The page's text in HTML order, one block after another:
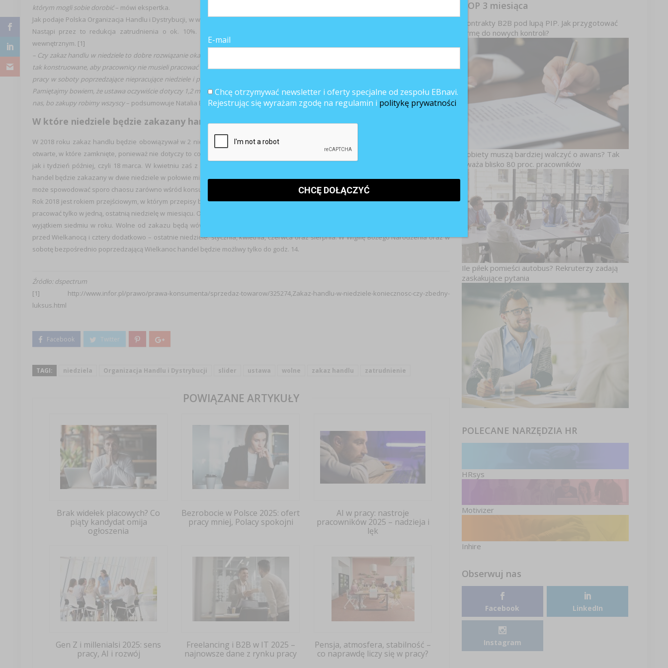
którym mogli sobie dorobić– mówi ekspertka.
Jak podaje Polska Organizacja Handlu i Dystrybucji, w wyniku zakazu handlu w niedziele zlikwidowanych zostanie od 25 do 60 tys. etatów.
Nastąpi przez to redukcja zatrudnienia o ok. 10%. Może też wywołać ograniczenie popytu konsumpcyjnego o ok. 1/7 na rynku
wewnętrznym. [1]
– Czy zakaz handlu w niedziele to dobre rozwiązanie okaże się dopiero za jakiś czas. Aczkolwiek do tej pory w większości sklepów grafiki były
tak konstruowane, aby pracownicy nie musieli pracować w każdą niedzielę. Wobec tego proponowane rozwiązanie może spowodować ogrom
pracy w soboty poprzedzające niepracujące niedziele i poniedziałki przed ponownym otwarciem sklepów, nie mówiąc o korkach i kolejkach.
Pamiętajmy bowiem, że ustawa oczywiście dotyczy 1,2 mln osób pracujących w handlu, ale także właścicieli sklepów i tak naprawdę każdego z
nas, bo zakupy robimy wszyscy– podsumowuje Natalia Bogdan.
W które niedziele będzie zakazany handel?
W 2018 roku zakaz handlu będzie obowiązywał w 2 niedziele w miesiącu. Trudno będzie się zorientować, w którą niedzielę sklepy będą
otwarte, w które zamknięte, ponieważ nie dotyczy to co drugiej niedzieli. Na przykład w marcu sklepy będą nieczynne zarówno 11 marca,
jak i tydzień później, czyli 18 marca. W kwietniu zaś z powodu Wielkanocy zakupy zrobimy tylko w 1 niedzielę 29.04. W maju i czerwcu
handel będzie zakazany w dwie niedziele w połowie miesiąca, ale już w lipcu zakupów nie zrobimy w niedziele 8, 15 i 22.07. Ten brak logiki
może spowodować sporo chaosu zarówno wśród konsumentów, jak i pracowników sklepów.
Rok 2018 jest rokiem przejściowym, w którym przepisy będą bardziej liberalne. Jednak już od 1 stycznia 2019 roku w handlu będzie można
pracować tylko w jedną, ostatnią niedzielę w miesiącu. Od 1 stycznia 2020 roku zakaz handlu będzie obowiązywał we wszystkie niedziele z
wyjątkiem siedmiu w roku. Wolne od zakazu będą wówczas tylko: dwie niedziele handlowe przed świętami Bożego Narodzenia, jedna
przed Wielkanocą i cztery dodatkowo – ostatnie niedziele: stycznia, kwietnia, czerwca oraz sierpnia. W Wigilię Bożego Narodzenia oraz w
sobotę bezpośrednio poprzedzającą Wielkanoc handel będzie możliwy tylko do godz. 14.
Źródło: dspectrum
[1] http://www.infor.pl/prawo/prawa-konsumenta/sprzedaz-towarow/325274,Zakaz-handlu-w-niedziele-koniecznosc-czy-zbedny-
luksus.html
TAGI: niedziela Organizacja Handlu i Dystrybucji slider ustawa wolne zakaz handlu zatrudnienie
POWIĄZANE ARTYKUŁY
Brak widełek płacowych? Co
piąty kandydat omija
ogłoszenia
Bezrobocie w Polsce 2025: ofert
pracy mniej, Polacy spokojni
AI w pracy: nastroje
pracowników 2025 – nadzieja i
lęk
Gen Z i millenialsi 2025: sens
pracy, AI i rozwój
Freelancing i B2B w IT 2025 –
najnowsze dane z rynku pracy
Pensja, atmosfera, stabilność –
co naprawdę liczy się w pracy?
TOP 3 miesiąca
Kontrakty B2B pod lupą PIP. Jak przygotować
firmę do nowych kontroli?
Kobiety muszą bardziej walczyć o awans? Tak
uważa blisko 80 proc. pracowników
Ile piłek pomieści autobus? Rekruterzy zadają
zaskakujące pytania
POLECANE NARZĘDZIA HR
HRsys
Motivizer
Inhire
Obserwuj nas
Facebook LinkedIn
Instagram
E-mail
Chcę otrzymywać newsletter i oferty specjalne od zespołu EBnavi.
Rejestrując się wyrażam zgodę na regulamin i politykę prywatności